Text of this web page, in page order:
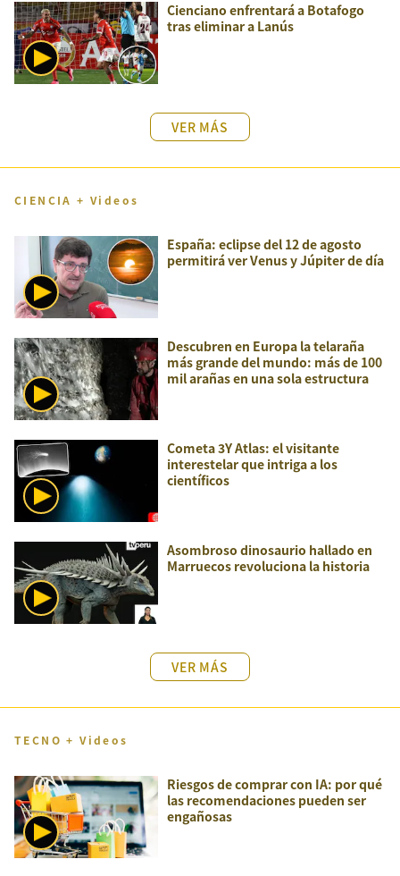
Cienciano enfrentará a Botafogo
tras eliminar a Lanús
VER MÁS
CIENCIA + Videos
España: eclipse del 12 de agosto
permitirá ver Venus y Júpiter de día
Descubren en Europa la telaraña
más grande del mundo: más de 100
mil arañas en una sola estructura
Cometa 3Y Atlas: el visitante
interestelar que intriga a los
científicos
Asombroso dinosaurio hallado en
Marruecos revoluciona la historia
VER MÁS
TECNO + Videos
Riesgos de comprar con IA: por qué
las recomendaciones pueden ser
engañosas